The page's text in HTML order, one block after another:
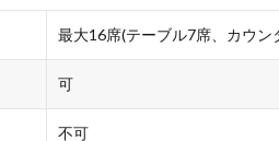
最大16席(テーブル7席、カウン
可
不可